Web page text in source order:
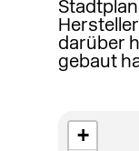
darüber
gebaut
+